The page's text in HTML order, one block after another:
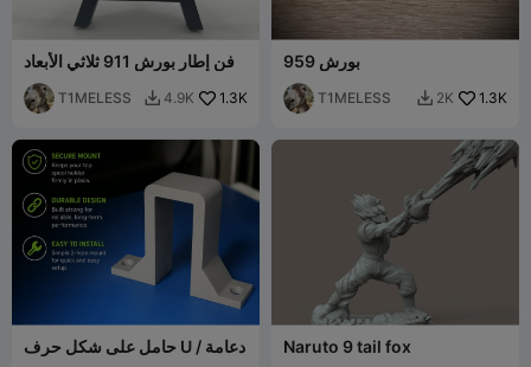
فن إطار بورش 911 ثلاثي الأبعاد
T1MELESS  4.9K 1.3K
بورش 959
T1MELESS  2K 1.3K
حامل على شكل حرف U / دعامة Naruto 9 tail fox